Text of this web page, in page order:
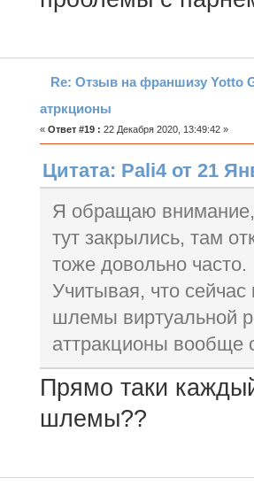
Re: Отзыв на франшизу Yotto
атркционы
« Ответ #19 : 22 Декабря 2020, 13:49:42 »
Цитата: Pali4 от 21
Я обращаю внимание,
тут закрылись, там
тоже довольно часто.
Учитывая, что
шлемы виртуальной
аттракционы вообще
Прямо таки
шлемы??